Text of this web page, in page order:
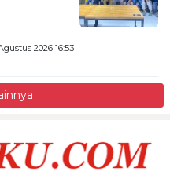
2026 16:53